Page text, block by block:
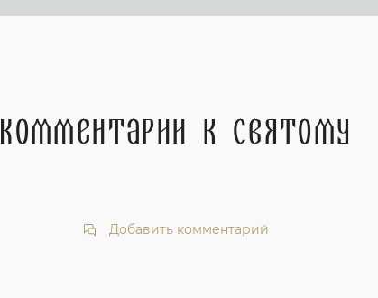
Комментарии к святому
Добавить комментарий